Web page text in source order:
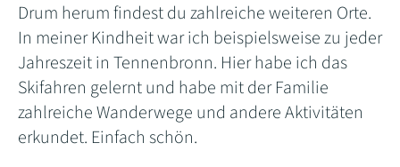
Drum herum findest du zahlreiche weiteren Orte.
In meiner Kindheit war ich beispielsweise zu jeder
Jahreszeit in Tennenbronn. Hier habe ich das
Skifahren gelernt und habe mit der Familie
zahlreiche Wanderwege und andere Aktivitäten
erkundet. Einfach schön.